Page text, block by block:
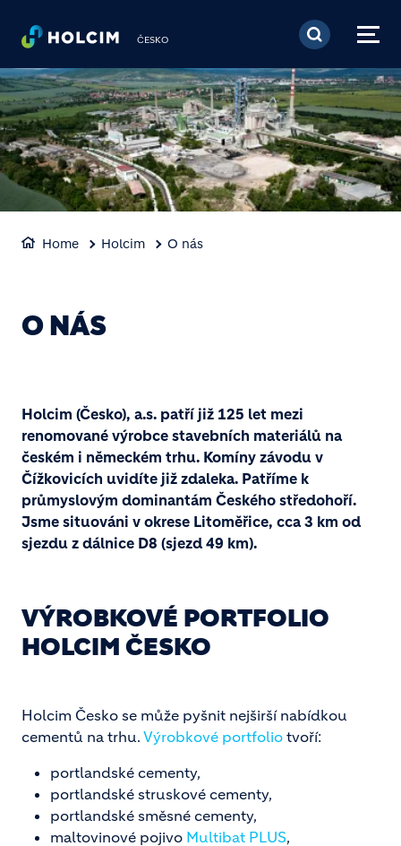
Přejít k hlavnímu
ČESKO
Home Holcim O nás
O NÁS
Holcim (Česko), a.s. patří již 125 let mezi
renomované výrobce stavebních materiálů na
českém i německém trhu. Komíny závodu v
Čížkovicích uvidíte již zdaleka. Patříme k
průmyslovým dominantám Českého středohoří.
Jsme situováni v okrese Litoměřice, cca 3 km od
sjezdu z dálnice D8 (sjezd 49 km).
VÝROBKOVÉ PORTFOLIO
HOLCIM ČESKO
Holcim Česko se může pyšnit nejširší nabídkou
cementů na trhu. Výrobkové portfolio tvoří:
portlandské cementy,
portlandské struskové cementy,
portlandské směsné cementy,
maltovinové pojivo Multibat PLUS,